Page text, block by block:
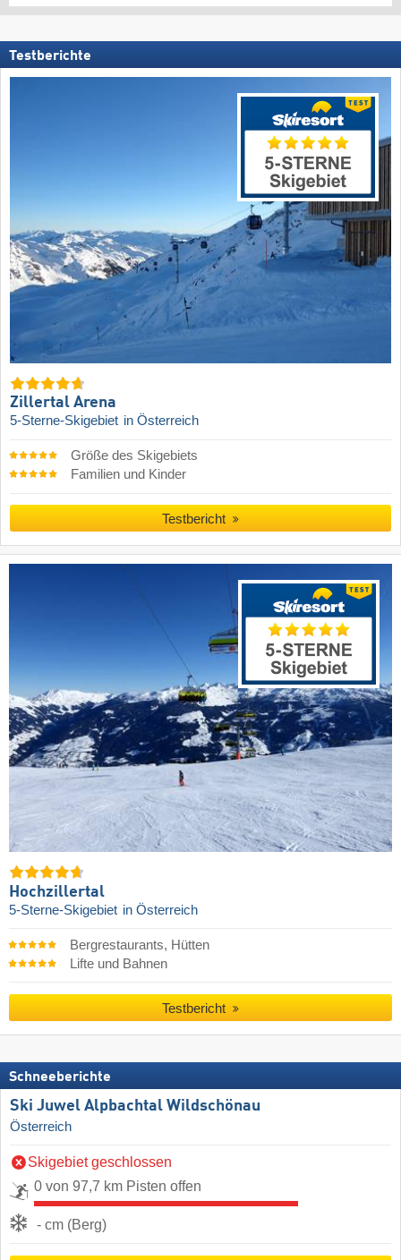
Testberichte
Zillertal Arena
5-Sterne-Skigebiet in Österreich
Größe des Skigebiets
Familien und Kinder
Testbericht
Hochzillertal
5-Sterne-Skigebiet in Österreich
Bergrestaurants, Hütten
Lifte und Bahnen
Testbericht
Schneeberichte
Ski Juwel Alpbachtal Wildschönau
Österreich
Skigebiet geschlossen
0 von 97,7 km Pisten offen
- cm (Berg)